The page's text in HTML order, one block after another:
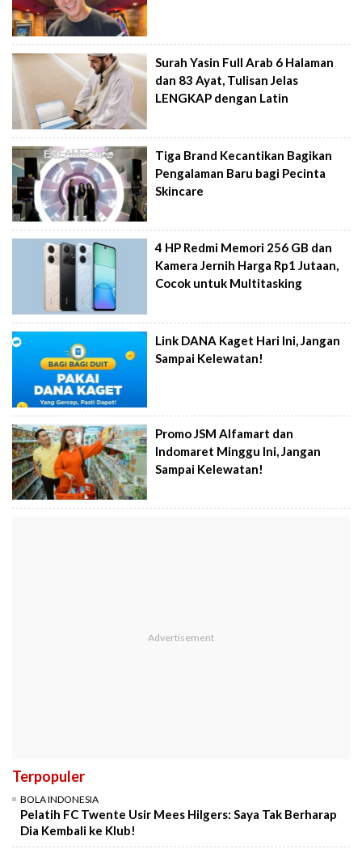
Surah Yasin Full Arab 6 Halaman
dan 83 Ayat, Tulisan Jelas
LENGKAP dengan Latin
Tiga Brand Kecantikan Bagikan
Pengalaman Baru bagi Pecinta
Skincare
4 HP Redmi Memori 256 GB dan
Kamera Jernih Harga Rp1 Jutaan,
Cocok untuk Multitasking
Link DANA Kaget Hari Ini, Jangan
Sampai Kelewatan!
Promo JSM Alfamart dan
Indomaret Minggu Ini, Jangan
Sampai Kelewatan!
Terpopuler
BOLA INDONESIA
Pelatih FC Twente Usir Mees Hilgers: Saya Tak Berharap
Dia Kembali ke Klub!